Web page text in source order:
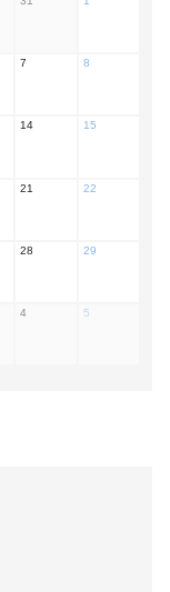
7 8
14 15
21 22
28 29
4 5